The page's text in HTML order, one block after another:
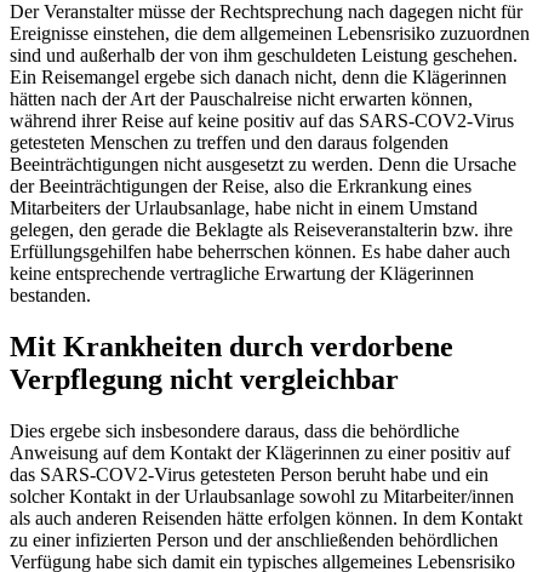
Der Veranstalter müsse der Rechtsprechung nach dagegen nicht für
Ereignisse einstehen, die dem allgemeinen Lebensrisiko zuzuordnen
sind und außerhalb der von ihm geschuldeten Leistung geschehen.
Ein Reisemangel ergebe sich danach nicht, denn die Klägerinnen
hätten nach der Art der Pauschalreise nicht erwarten können,
während ihrer Reise auf keine positiv auf das SARS-COV2-Virus
getesteten Menschen zu treffen und den daraus folgenden
Beeinträchtigungen nicht ausgesetzt zu werden. Denn die Ursache
der Beeinträchtigungen der Reise, also die Erkrankung eines
Mitarbeiters der Urlaubsanlage, habe nicht in einem Umstand
gelegen, den gerade die Beklagte als Reiseveranstalterin bzw. ihre
Erfüllungsgehilfen habe beherrschen können. Es habe daher auch
keine entsprechende vertragliche Erwartung der Klägerinnen
bestanden.
Mit Krankheiten durch verdorbene
Verpflegung nicht vergleichbar
Dies ergebe sich insbesondere daraus, dass die behördliche
Anweisung auf dem Kontakt der Klägerinnen zu einer positiv auf
das SARS-COV2-Virus getesteten Person beruht habe und ein
solcher Kontakt in der Urlaubsanlage sowohl zu Mitarbeiter/innen
als auch anderen Reisenden hätte erfolgen können. In dem Kontakt
zu einer infizierten Person und der anschließenden behördlichen
Verfügung habe sich damit ein typisches allgemeines Lebensrisiko